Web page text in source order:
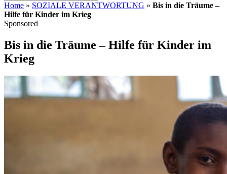
Home » SOZIALE VERANTWORTUNG » Bis in die Träume –
Hilfe für Kinder im Krieg
Sponsored
Bis in die Träume – Hilfe für Kinder im
Krieg